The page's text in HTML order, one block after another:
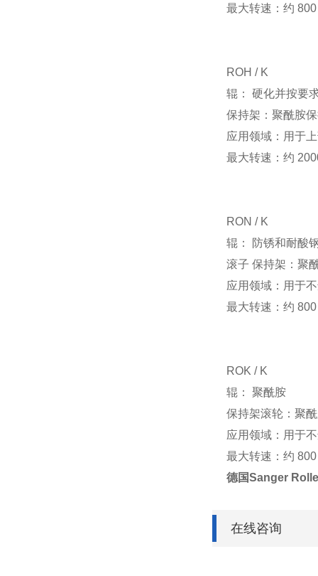
最大转速：约 800
ROH / K
辊： 硬化并按要
保持架：聚酰胺
应用领域：用于
最大转速：约
RON / K
辊： 防锈和耐酸
滚子 保持架：聚
应用领域：用于
最大转速：约 800
ROK / K
辊： 聚酰胺
保持架滚轮：聚
应用领域：用于
最大转速：约 800
德国Sanger
在线咨询